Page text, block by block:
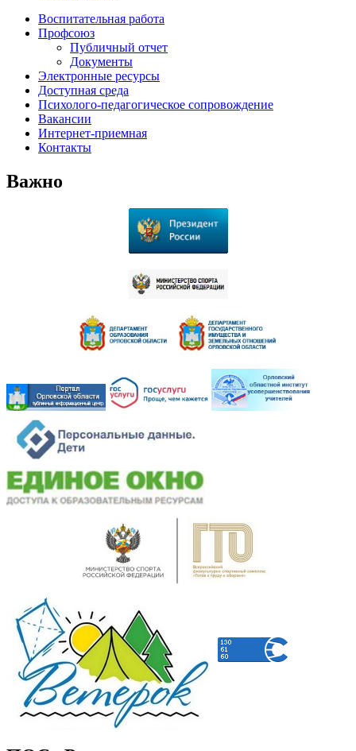
Воспитательная работа
Профсоюз
Публичный отчет
Документы
Электронные ресурсы
Доступная среда
Психолого-педагогическое сопровождение
Вакансии
Интернет-приемная
Контакты
Важно